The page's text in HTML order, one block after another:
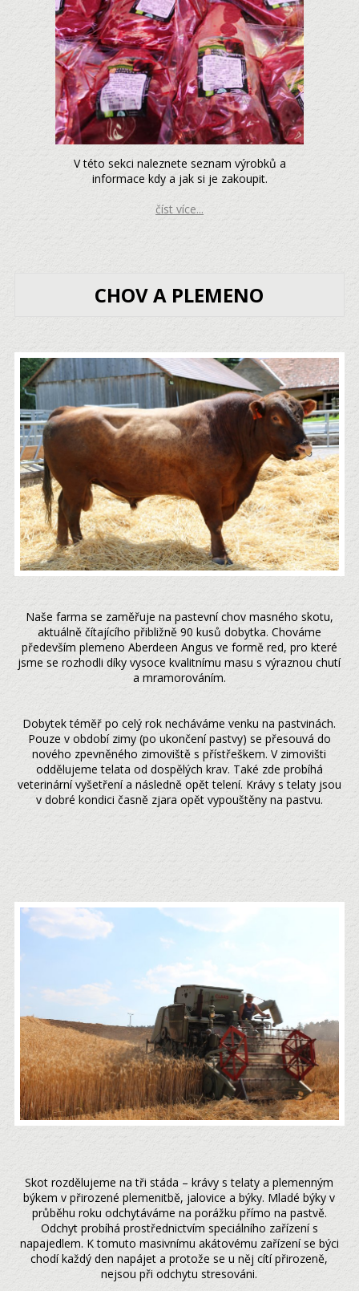
V této sekci naleznete seznam výrobků a
informace kdy a jak si je zakoupit.
číst více...
CHOV A PLEMENO
Naše farma se zaměřuje na pastevní chov masného skotu,
aktuálně čítajícího přibližně 90 kusů dobytka. Chováme
především plemeno Aberdeen Angus ve formě red, pro které
jsme se rozhodli díky vysoce kvalitnímu masu s výraznou chutí
a mramorováním.
Dobytek téměř po celý rok necháváme venku na pastvinách.
Pouze v období zimy (po ukončení pastvy) se přesouvá do
nového zpevněného zimoviště s přístřeškem. V zimovišti
oddělujeme telata od dospělých krav. Také zde probíhá
veterinární vyšetření a následně opět telení. Krávy s telaty jsou
v dobré kondici časně zjara opět vypouštěny na pastvu.
Skot rozdělujeme na tři stáda – krávy s telaty a plemenným
býkem v přirozené plemenitbě, jalovice a býky. Mladé býky v
průběhu roku odchytáváme na porážku přímo na pastvě.
Odchyt probíhá prostřednictvím speciálního zařízení s
napajedlem. K tomuto masivnímu akátovému zařízení se býci
chodí každý den napájet a protože se u něj cítí přirozeně,
nejsou při odchytu stresováni.